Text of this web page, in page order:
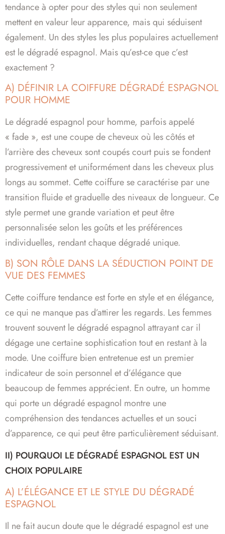
tendance à opter pour des styles qui non seulement
mettent en valeur leur apparence, mais qui séduisent
également. Un des styles les plus populaires actuellement
est le dégradé espagnol. Mais qu’est-ce que c’est
exactement ?
A) DÉFINIR LA COIFFURE DÉGRADÉ ESPAGNOL
POUR HOMME
Le dégradé espagnol pour homme, parfois appelé
« fade », est une coupe de cheveux où les côtés et
l’arrière des cheveux sont coupés court puis se fondent
progressivement et uniformément dans les cheveux plus
longs au sommet. Cette coiffure se caractérise par une
transition fluide et graduelle des niveaux de longueur. Ce
style permet une grande variation et peut être
personnalisée selon les goûts et les préférences
individuelles, rendant chaque dégradé unique.
B) SON RÔLE DANS LA SÉDUCTION POINT DE
VUE DES FEMMES
Cette coiffure tendance est forte en style et en élégance,
ce qui ne manque pas d’attirer les regards. Les femmes
trouvent souvent le dégradé espagnol attrayant car il
dégage une certaine sophistication tout en restant à la
mode. Une coiffure bien entretenue est un premier
indicateur de soin personnel et d’élégance que
beaucoup de femmes apprécient. En outre, un homme
qui porte un dégradé espagnol montre une
compréhension des tendances actuelles et un souci
d’apparence, ce qui peut être particulièrement séduisant.
II) POURQUOI LE DÉGRADÉ ESPAGNOL EST UN
CHOIX POPULAIRE
A) L’ÉLÉGANCE ET LE STYLE DU DÉGRADÉ
ESPAGNOL
Il ne fait aucun doute que le dégradé espagnol est une